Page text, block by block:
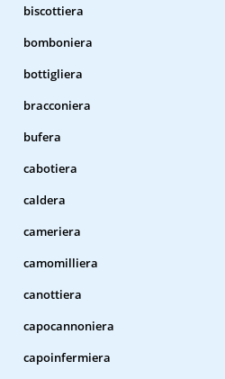
biscottiera
bomboniera
bottigliera
bracconiera
bufera
cabotiera
caldera
cameriera
camomilliera
canottiera
capocannoniera
capoinfermiera